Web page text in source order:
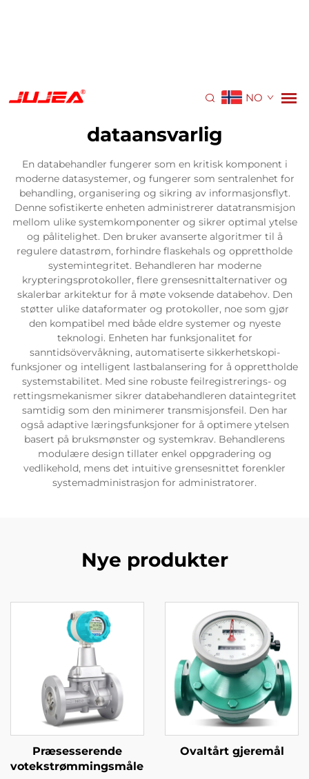
NO
dataansvarlig
En databehandler fungerer som en kritisk komponent i
moderne datasystemer, og fungerer som sentralenhet for
behandling, organisering og sikring av informasjonsflyt.
Denne sofistikerte enheten administrerer datatransmisjon
mellom ulike systemkomponenter og sikrer optimal ytelse
og pålitelighet. Den bruker avanserte algoritmer til å
regulere datastrøm, forhindre flaskehals og opprettholde
systemintegritet. Behandleren har moderne
krypteringsprotokoller, flere grensesnittalternativer og
skalerbar arkitektur for å møte voksende databehov. Den
støtter ulike dataformater og protokoller, noe som gjør
den kompatibel med både eldre systemer og nyeste
teknologi. Enheten har funksjonalitet for
sanntidsövervåkning, automatiserte sikkerhetskopi-
funksjoner og intelligent lastbalansering for å opprettholde
systemstabilitet. Med sine robuste feilregistrerings- og
rettingsmekanismer sikrer databehandleren dataintegritet
samtidig som den minimerer transmisjonsfeil. Den har
også adaptive læringsfunksjoner for å optimere ytelsen
basert på bruksmønster og systemkrav. Behandlerens
modulære design tillater enkel oppgradering og
vedlikehold, mens det intuitive grensesnittet forenkler
systemadministrasjon for administratorer.
Nye produkter
Præsesserende
votekstrømmingsmåler
Ovaltårt gjeremål